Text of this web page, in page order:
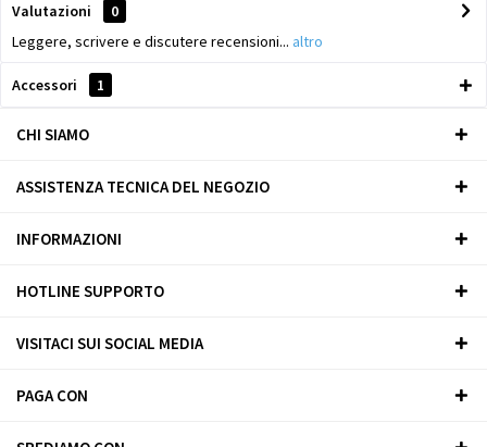
Valutazioni
0
Leggere, scrivere e discutere recensioni... altro
Accessori 1
CHI SIAMO
ASSISTENZA TECNICA DEL NEGOZIO
INFORMAZIONI
HOTLINE SUPPORTO
VISITACI SUI SOCIAL MEDIA
PAGA CON